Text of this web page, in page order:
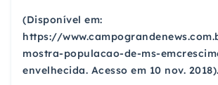
(Disponível em:
https://
mostra-populacao-de-ms-
envelhecida. Acesso em 10 nov. 2018).